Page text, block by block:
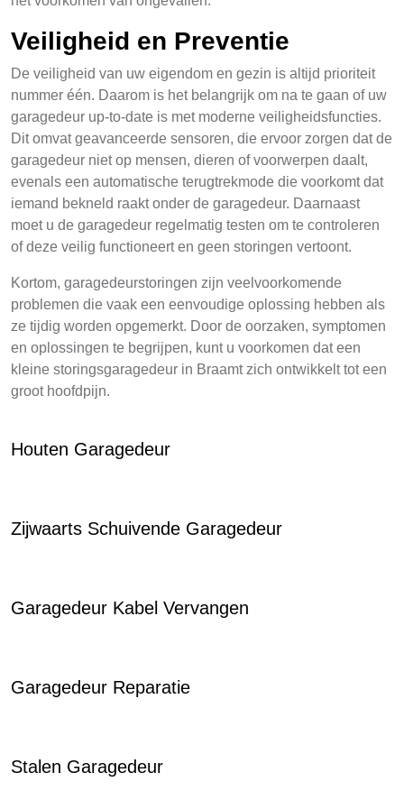
Veiligheid en Preventie
De veiligheid van uw eigendom en gezin is altijd prioriteit
nummer één. Daarom is het belangrijk om na te gaan of uw
garagedeur up-to-date is met moderne veiligheidsfuncties.
Dit omvat geavanceerde sensoren, die ervoor zorgen dat de
garagedeur niet op mensen, dieren of voorwerpen daalt,
evenals een automatische terugtrekmode die voorkomt dat
iemand bekneld raakt onder de garagedeur. Daarnaast
moet u de garagedeur regelmatig testen om te controleren
of deze veilig functioneert en geen storingen vertoont.
Kortom, garagedeurstoringen zijn veelvoorkomende
problemen die vaak een eenvoudige oplossing hebben als
ze tijdig worden opgemerkt. Door de oorzaken, symptomen
en oplossingen te begrijpen, kunt u voorkomen dat een
kleine storingsgaragedeur in Braamt zich ontwikkelt tot een
groot hoofdpijn.
Houten Garagedeur
Zijwaarts Schuivende Garagedeur
Garagedeur Kabel Vervangen
Garagedeur Reparatie
Stalen Garagedeur